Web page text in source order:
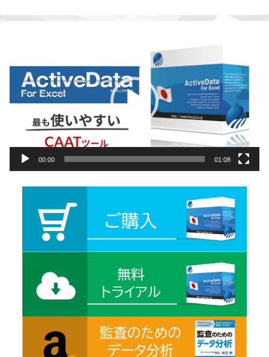
プ
ヤ
00:00 01:08